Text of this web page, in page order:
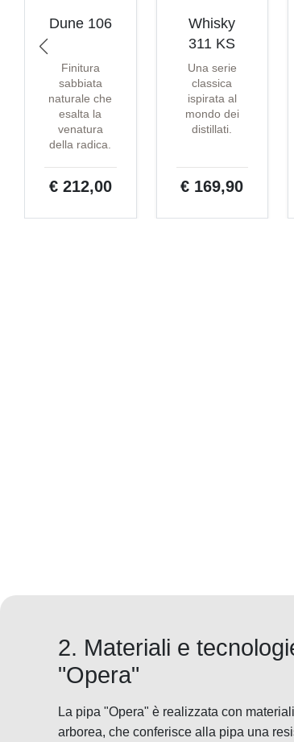
Dune 106
Finitura
sabbiata
naturale che
esalta la
venatura
della radica.
€ 212,00
Whisky
311 KS
Una serie
classica
ispirata al
mondo dei
distillati.
€ 169,90
2. Materiali e
"Opera"
La pipa "Opera" è realizzata con
arborea, che conferisce alla pipa una